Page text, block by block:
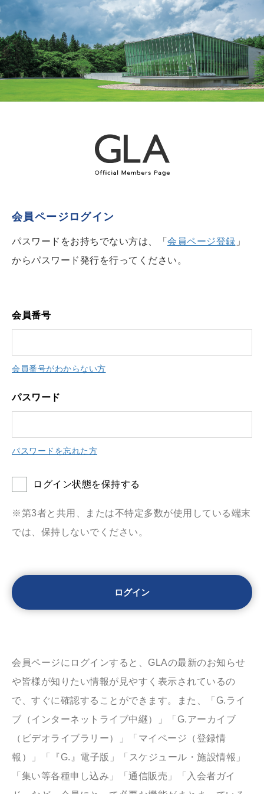
会員ページログイン
パスワードをお持ちでない方は、「 会員ページ登録 」
からパスワード発行を行ってください。
会員番号
会員番号がわからない方
パスワード
パスワードを忘れた方
ログイン状態を保持する
※第3者と共用、または不特定多数が使用している端末
では、保持しないでください。
会員ページにログインすると、GLAの最新のお知らせ
や皆様が知りたい情報が見やすく表示されているの
で、すぐに確認することができます。また、「G.ライ
ブ（インターネットライブ中継）」「G.アーカイブ
（ビデオライブラリー）」「マイページ（登録情
報）」「『G.』電子版」「スケジュール・施設情報」
「集い等各種申し込み」「通信販売」「入会者ガイ